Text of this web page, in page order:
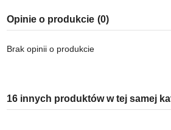
Opinie o produkcie (0)
Brak opinii o produkcie
16 innych produktów w tej samej